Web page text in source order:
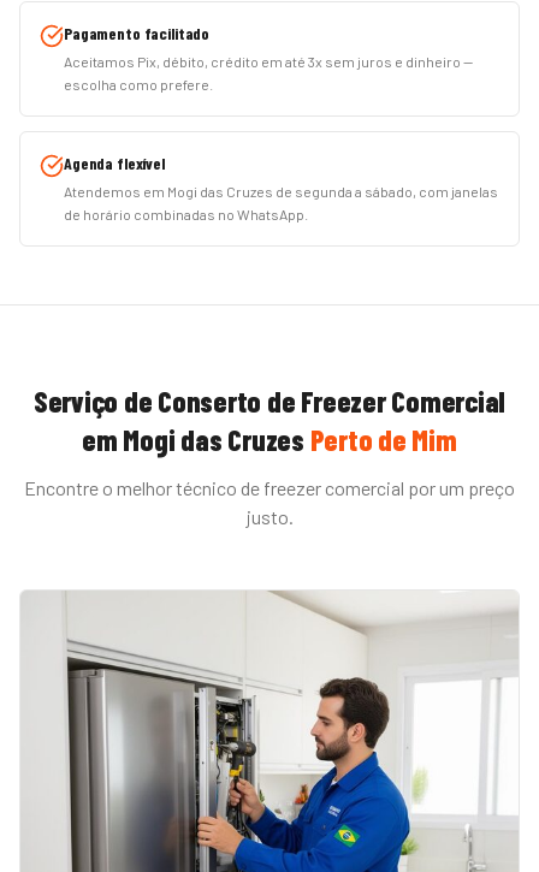
Pagamento facilitado
Aceitamos Pix, débito, crédito em até 3x sem juros e dinheiro —
escolha como prefere.
Agenda flexível
Atendemos em Mogi das Cruzes de segunda a sábado, com janelas
de horário combinadas no WhatsApp.
Serviço de Conserto de Freezer Comercial
em Mogi das Cruzes Perto de Mim
Encontre o melhor técnico de freezer comercial por um preço
justo.